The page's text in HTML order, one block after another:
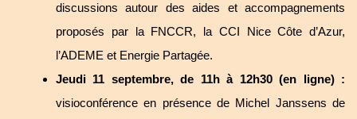
discussions autour des aides et accompagnements
proposés par la FNCCR, la CCI Nice Côte d’Azur,
l’ADEME et Energie Partagée.
Jeudi 11 septembre, de 11h à 12h30 (en ligne) :
visioconférence en présence de Michel Janssens de